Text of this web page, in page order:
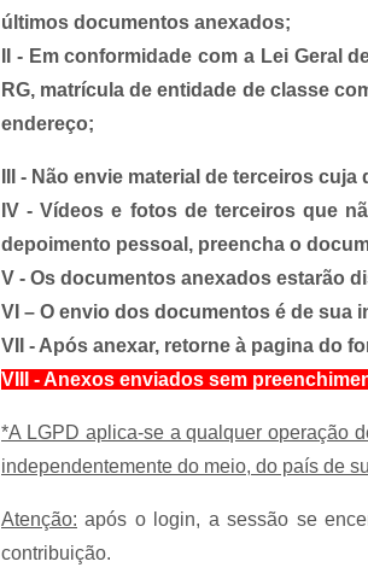
últimos documentos anexados;
II - Em conformidade com a Lei Geral
RG, matrícula de entidade de classe
endereço;
III - Não envie material de terceiros
IV - Vídeos e fotos de terceiros que
depoimento pessoal, preencha o
V - Os documentos anexados estarão
VI – O envio dos documentos é de sua
VII - Após anexar, retorne à pagina do
VIII - Anexos enviados sem
*A LGPD aplica-se a qualquer operação
independentemente do meio, do país de
Atenção: após o login, a sessão se
contribuição.